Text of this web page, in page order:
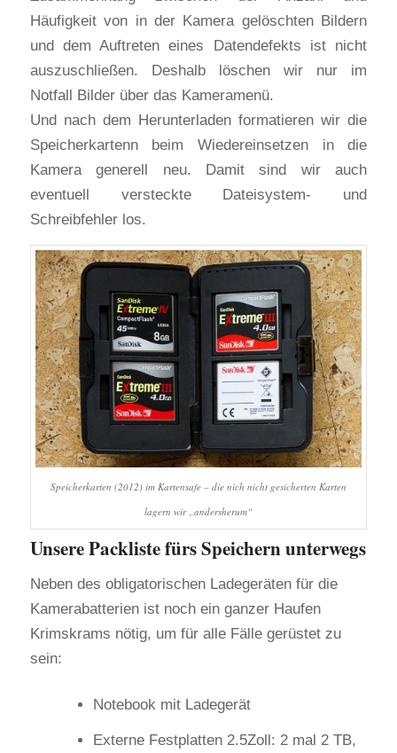
Häufigkeit von in der Kamera gelöschten Bildern
und dem Auftreten eines Datendefekts ist nicht
auszuschließen. Deshalb löschen wir nur im
Notfall Bilder über das Kameramenü.
Und nach dem Herunterladen formatieren wir die
Speicherkartenn beim Wiedereinsetzen in die
Kamera generell neu. Damit sind wir auch
eventuell versteckte Dateisystem- und
Schreibfehler los.
Speicherkarten (2012) im Kartensafe – die nich nicht gesicherten Karten
lagern wir „andersherum“
Unsere Packliste fürs Speichern unterwegs
Neben des obligatorischen Ladegeräten für die
Kamerabatterien ist noch ein ganzer Haufen
Krimskrams nötig, um für alle Fälle gerüstet zu
sein:
Notebook mit Ladegerät
Externe Festplatten 2.5Zoll: 2 mal 2 TB,